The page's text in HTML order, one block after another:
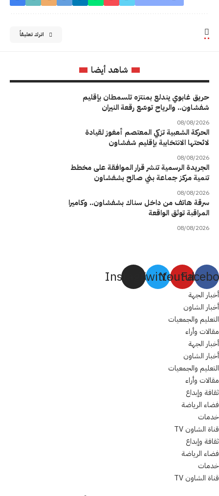
اترك تعليقاً
شاهد أيضا
حريق غابوي يندلع بمنتزه تلسمطان بإقليم
شفشاون.. والرياح توسّع رقعة النيران
08/08/2026
الحركة الشعبية تزكي المعتصم أمغوز لقيادة
لائحتها الانتخابية بإقليم شفشاون
08/08/2026
الجريدة الرسمية تنشر قرار الموافقة على مخطط
تنمية مركز جماعة بني صالح بشفشاون
08/08/2026
سرقة هاتف من داخل سناك بشفشاون.. وكاميرا
المراقبة توثق الواقعة
08/08/2026
Youtube
Twitter
Instagram
أخبار الجهة
أخبار الشاون
التعليم والجمعيات
مقالات وأراء
أخبار الجهة
أخبار الشاون
التعليم والجمعيات
مقالات وأراء
ثقافة وإبداع
فضاء الرياضة
خدمات
قناة الشاون TV
ثقافة وإبداع
فضاء الرياضة
خدمات
قناة الشاون TV